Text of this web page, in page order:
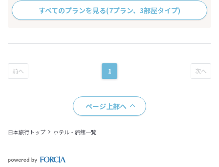
すべてのプランを見る(7プラン、3部屋タイプ)
1
ページ上部へ
日本旅行トップ ホテル・旅館一覧